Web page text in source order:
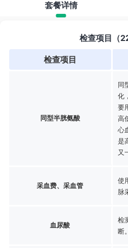
套餐详情
检查项目（
检查项目
同型半胱氨酸
同
化
要
高
心
是
又
采血费、采血管
使
脉
血尿酸
检
断。